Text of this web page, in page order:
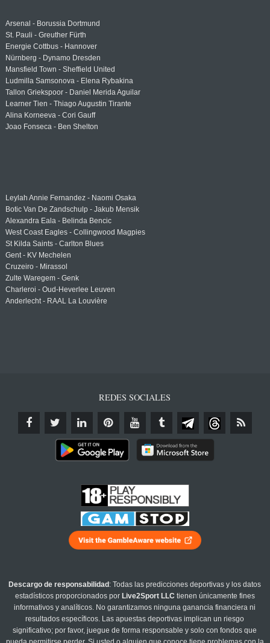
Arsenal - Borussia Dortmund
St. Pauli - Greuther Fürth
Energie Cottbus - Hannover
Nürnberg - Dynamo Dresden
Mansfield Town - Sheffield United
Ludmilla Samsonova - Elena Rybakina
Tallon Griekspoor - Daniel Merida Aguilar
Learner Tien - Thiago Augustin Tirante
Alina Korneeva - Cori Gauff
Joao Fonseca - Ben Shelton
Leylah Annie Fernandez - Naomi Osaka
Botic Van De Zandschulp - Jakub Mensik
Alexandra Eala - Belinda Bencic
West Coast Eagles - Collingwood Magpies
St Kilda Saints - Carlton Blues
Gent - KV Mechelen
Cruzeiro - Mirassol
Zulte Waregem - Genk
Charleroi - Oud-Heverlee Leuven
Anderlecht - RAAL La Louvière
REDES SOCIALES
Descargo de responsabilidad : Todas las predicciones deportivas y los datos
estadísticos proporcionados por Live2Sport LLC tienen únicamente fines
informativos y analíticos. No garantizamos ninguna ganancia financiera ni
resultados específicos. Las apuestas deportivas implican un riesgo
significativo; por favor, juegue de forma responsable y solo con fondos que